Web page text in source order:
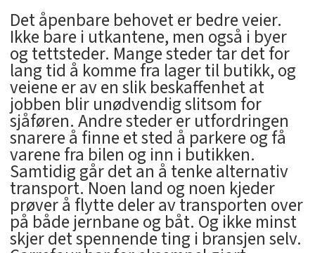
Det åpenbare behovet er bedre veier.
Ikke bare i utkantene, men også i byer
og tettsteder. Mange steder tar det for
lang tid å komme fra lager til butikk, og
veiene er av en slik beskaffenhet at
jobben blir unødvendig slitsom for
sjåføren. Andre steder er utfordringen
snarere å finne et sted å parkere og få
varene fra bilen og inn i butikken.
Samtidig går det an å tenke alternativ
transport. Noen land og noen kjeder
prøver å flytte deler av transporten over
på både jernbane og båt. Og ikke minst
skjer det spennende ting i bransjen selv.